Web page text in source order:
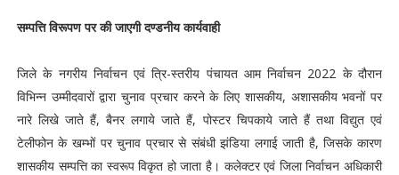
सम्पत्ति विरूपण पर की जाएगी दण्डनीय कार्यवाही
जिले के नगरीय निर्वाचन एवं त्रि-स्तरीय पंचायत आम निर्वाचन 2022 के दौरान
विभिन्न उम्मीदवारों द्वारा चुनाव प्रचार करने के लिए शासकीय, अशासकीय भवनों पर
नारे लिखे जाते हैं, बैनर लगाये जाते हैं, पोस्टर चिपकाये जाते हैं तथा विद्युत एवं
टेलीफोन के खम्भों पर चुनाव प्रचार से संबंधी झंडिया लगाई जाती है, जिसके कारण
शासकीय सम्पत्ति का स्वरूप विकृत हो जाता है। कलेक्टर एवं जिला निर्वाचन अधिकारी